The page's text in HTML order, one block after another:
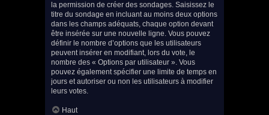
la permission de créer des sondages. Saisissez le
titre du sondage en incluant au moins deux options
dans les champs adéquats, chaque option devant
être insérée sur une nouvelle ligne. Vous pouvez
définir le nombre d’options que les utilisateurs
peuvent insérer en modifiant, lors du vote, le
nombre des « Options par utilisateur ». Vous
pouvez également spécifier une limite de temps en
jours et autoriser ou non les utilisateurs à modifier
leurs votes.
Haut